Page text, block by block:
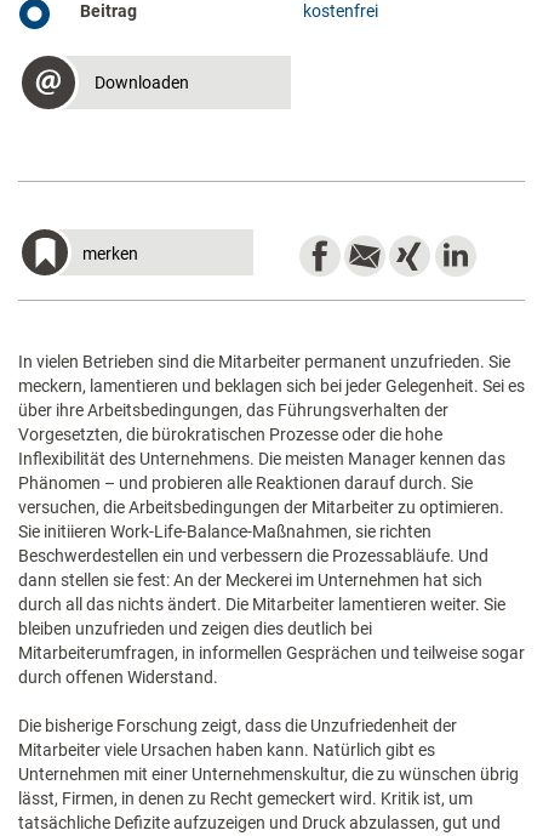
Beitrag kostenfrei
Downloaden
merken
In vielen Betrieben sind die Mitarbeiter permanent unzufrieden. Sie
meckern, lamentieren und beklagen sich bei jeder Gelegenheit. Sei es
über ihre Arbeitsbedingungen, das Führungsverhalten der
Vorgesetzten, die bürokratischen Prozesse oder die hohe
Inflexibilität des Unternehmens. Die meisten Manager kennen das
Phänomen – und probieren alle Reaktionen darauf durch. Sie
versuchen, die Arbeitsbedingungen der Mitarbeiter zu optimieren.
Sie initiieren Work-Life-Balance-Maßnahmen, sie richten
Beschwerdestellen ein und verbessern die Prozessabläufe. Und
dann stellen sie fest: An der Meckerei im Unternehmen hat sich
durch all das nichts ändert. Die Mitarbeiter lamentieren weiter. Sie
bleiben unzufrieden und zeigen dies deutlich bei
Mitarbeiterumfragen, in informellen Gesprächen und teilweise sogar
durch offenen Widerstand.
Die bisherige Forschung zeigt, dass die Unzufriedenheit der
Mitarbeiter viele Ursachen haben kann. Natürlich gibt es
Unternehmen mit einer Unternehmenskultur, die zu wünschen übrig
lässt, Firmen, in denen zu Recht gemeckert wird. Kritik ist, um
tatsächliche Defizite aufzuzeigen und Druck abzulassen, gut und